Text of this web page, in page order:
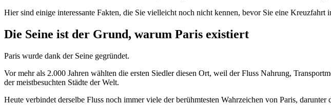
Hier sind einige interessante Fakten, die Sie vielleicht noch nicht kennen, bevor Sie eine Kreuzfahrt
Die Seine ist der Grund, warum Paris existiert
Paris wurde dank der Seine gegründet.
Vor mehr als 2.000 Jahren wählten die ersten Siedler diesen Ort, weil der Fluss Nahrung,
der meistbesuchten Städte der Welt.
Heute verbindet derselbe Fluss noch immer viele der berühmtesten Wahrzeichen von Paris, darunter